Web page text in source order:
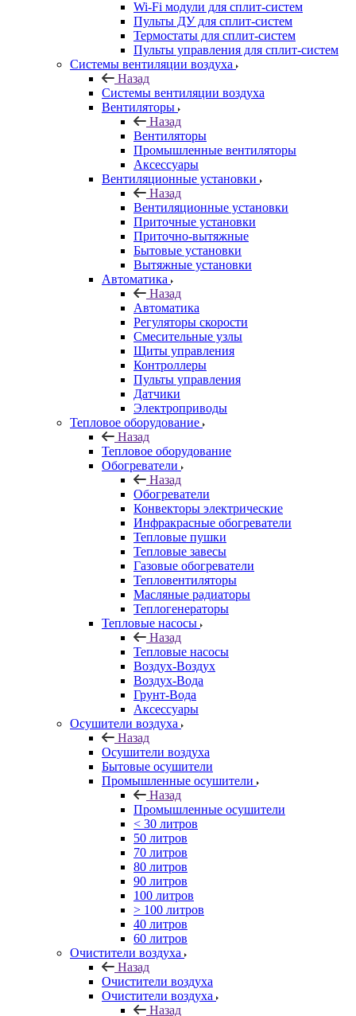
Wi-Fi модули для сплит-систем
Пульты ДУ для сплит-систем
Термостаты для сплит-систем
Пульты управления для сплит-систем
Системы вентиляции воздуха
Назад
Системы вентиляции воздуха
Вентиляторы
Назад
Вентиляторы
Промышленные вентиляторы
Аксессуары
Вентиляционные установки
Назад
Вентиляционные установки
Приточные установки
Приточно-вытяжные
Бытовые установки
Вытяжные установки
Автоматика
Назад
Автоматика
Регуляторы скорости
Смесительные узлы
Щиты управления
Контроллеры
Пульты управления
Датчики
Электроприводы
Тепловое оборудование
Назад
Тепловое оборудование
Обогреватели
Назад
Обогреватели
Конвекторы электрические
Инфракрасные обогреватели
Тепловые пушки
Тепловые завесы
Газовые обогреватели
Тепловентиляторы
Масляные радиаторы
Теплогенераторы
Тепловые насосы
Назад
Тепловые насосы
Воздух-Воздух
Воздух-Вода
Грунт-Вода
Аксессуары
Осушители воздуха
Назад
Осушители воздуха
Бытовые осушители
Промышленные осушители
Назад
Промышленные осушители
< 30 литров
50 литров
70 литров
80 литров
90 литров
100 литров
> 100 литров
40 литров
60 литров
Очистители воздуха
Назад
Очистители воздуха
Очистители воздуха
Назад